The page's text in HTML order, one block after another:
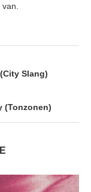
Slang)
(Tonzonen)